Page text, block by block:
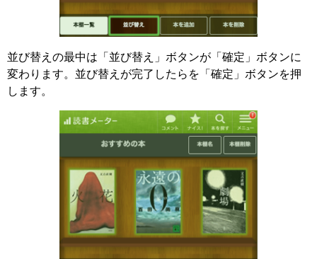
並び替えの最中は「並び替え」ボタンが「確定」ボタンに
変わります。並び替えが完了したらを「確定」ボタンを押
します。